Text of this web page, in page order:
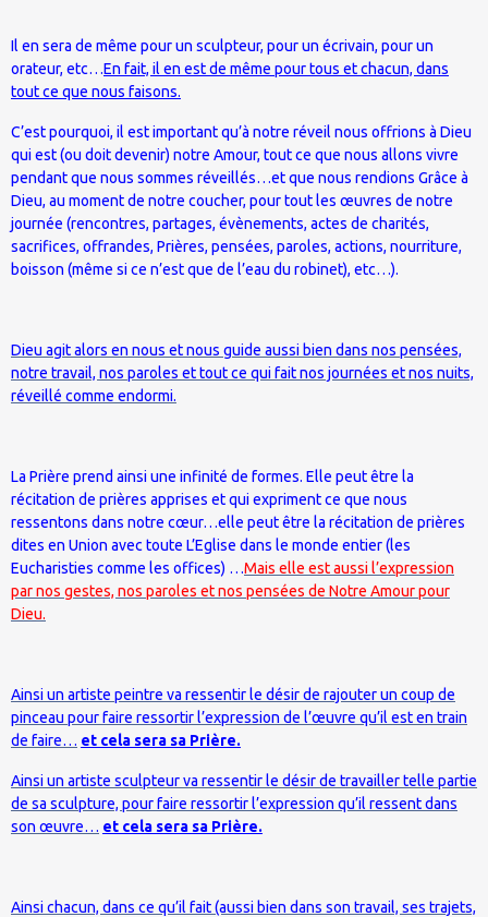
Il en sera de même pour un sculpteur, pour un écrivain, pour un
orateur, etc…En fait, il en est de même pour tous et chacun, dans
tout ce que nous faisons.
C’est pourquoi, il est important qu’à notre réveil nous offrions à Dieu
qui est (ou doit devenir) notre Amour, tout ce que nous allons vivre
pendant que nous sommes réveillés…et que nous rendions Grâce à
Dieu, au moment de notre coucher, pour tout les œuvres de notre
journée (rencontres, partages, évènements, actes de charités,
sacrifices, offrandes, Prières, pensées, paroles, actions, nourriture,
boisson (même si ce n’est que de l’eau du robinet), etc…).
Dieu agit alors en nous et nous guide aussi bien dans nos pensées,
notre travail, nos paroles et tout ce qui fait nos journées et nos nuits,
réveillé comme endormi.
La Prière prend ainsi une infinité de formes. Elle peut être la
récitation de prières apprises et qui expriment ce que nous
ressentons dans notre cœur…elle peut être la récitation de prières
dites en Union avec toute L’Eglise dans le monde entier (les
Eucharisties comme les offices) …Mais elle est aussi l’expression
par nos gestes, nos paroles et nos pensées de Notre Amour pour
Dieu.
Ainsi un artiste peintre va ressentir le désir de rajouter un coup de
pinceau pour faire ressortir l’expression de l’œuvre qu’il est en train
de faire… et cela sera sa Prière.
Ainsi un artiste sculpteur va ressentir le désir de travailler telle partie
de sa sculpture, pour faire ressortir l’expression qu’il ressent dans
son œuvre… et cela sera sa Prière.
Ainsi chacun, dans ce qu’il fait (aussi bien dans son travail, ses trajets,